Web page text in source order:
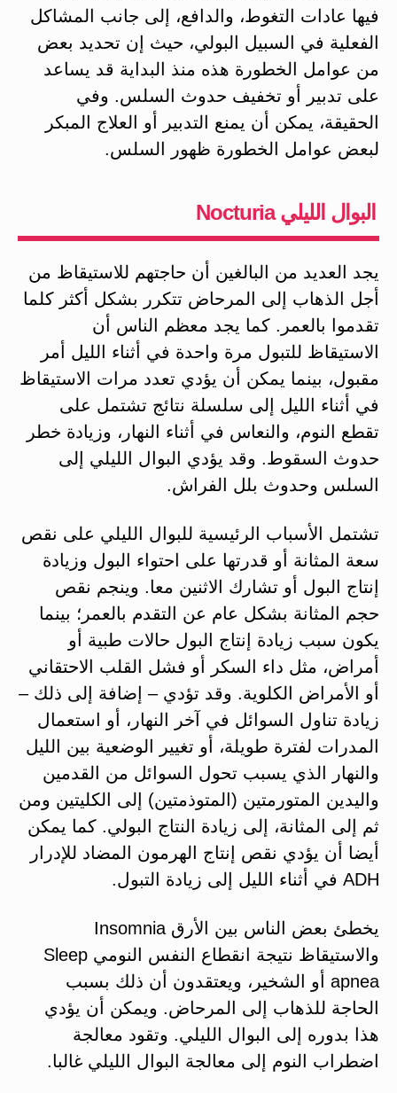
فيها عادات التغوط، والدافع، إلى جانب المشاكل
الفعلية في السبيل البولي، حيث إن تحديد بعض
من عوامل الخطورة هذه منذ البداية قد يساعد
على تدبير أو تخفيف حدوث السلس. وفي
الحقيقة، يمكن أن يمنع التدبير أو العلاج المبكر
لبعض عوامل الخطورة ظهور السلس.
البوال الليلي Nocturia
يجد العديد من البالغين أن حاجتهم للاستيقاظ من
أجل الذهاب إلى المرحاض تتكرر بشكل أكثر كلما
تقدموا بالعمر. كما يجد معظم الناس أن
الاستيقاظ للتبول مرة واحدة في أثناء الليل أمر
مقبول، بينما يمكن أن يؤدي تعدد مرات الاستيقاظ
في أثناء الليل إلى سلسلة نتائج تشتمل على
تقطع النوم، والنعاس في أثناء النهار، وزيادة خطر
حدوث السقوط. وقد يؤدي البوال الليلي إلى
السلس وحدوث بلل الفراش.
تشتمل الأسباب الرئيسية للبوال الليلي على نقص
سعة المثانة أو قدرتها على احتواء البول وزيادة
إنتاج البول أو تشارك الاثنين معا. وينجم نقص
حجم المثانة بشكل عام عن التقدم بالعمر؛ بينما
يكون سبب زيادة إنتاج البول حالات طبية أو
أمراض، مثل داء السكر أو فشل القلب الاحتقاني
أو الأمراض الكلوية. وقد تؤدي – إضافة إلى ذلك –
زيادة تناول السوائل في آخر النهار، أو استعمال
المدرات لفترة طويلة، أو تغيير الوضعية بين الليل
والنهار الذي يسبب تحول السوائل من القدمين
واليدين المتورمتين (المتوذمتين) إلى الكليتين ومن
ثم إلى المثانة، إلى زيادة النتاج البولي. كما يمكن
أيضا أن يؤدي نقص إنتاج الهرمون المضاد للإدرار
ADH في أثناء الليل إلى زيادة التبول.
يخطئ بعض الناس بين الأرق Insomnia
والاستيقاظ نتيجة انقطاع النفس النومي Sleep
apnea أو الشخير، ويعتقدون أن ذلك بسبب
الحاجة للذهاب إلى المرحاض. ويمكن أن يؤدي
هذا بدوره إلى البوال الليلي. وتقود معالجة
اضطراب النوم إلى معالجة البوال الليلي غالبا.